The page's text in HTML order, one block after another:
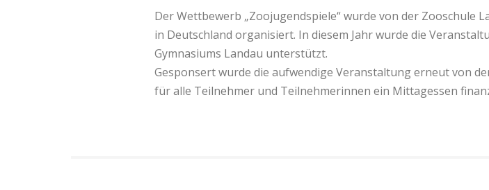
Der Wettbewerb „Zoojugendspiele“ wurde von der Zooschule
in Deutschland organisiert. In diesem Jahr wurde die
Gymnasiums Landau unterstützt.
Gesponsert wurde die aufwendige Veranstaltung erneut von
für alle Teilnehmer und Teilnehmerinnen ein Mittagessen